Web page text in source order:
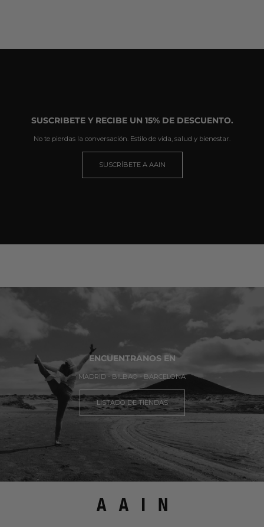
SUSCRIBETE Y RECIBE UN 15% DE DESCUENTO.
No te pierdas la conversación. Estilo de vida, salud y bienestar.
SUSCRÍBETE A AAIN
ENCUENTRANOS EN
MADRID - BILBAO - BARCELONA
LISTADO DE TIENDAS